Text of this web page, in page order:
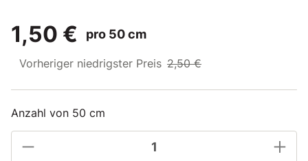
1,50 €
pro 50 cm
Vorheriger niedrigster Preis 2,50 €
Anzahl von 50 cm